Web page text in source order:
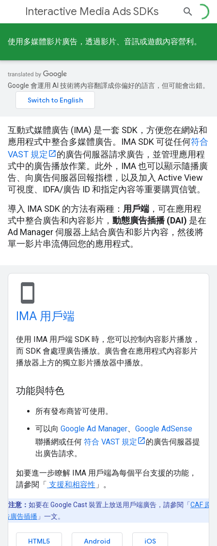
Interactive Media Ads SDKs
使用多媒體影片廣告，透過影片、音訊或遊戲內容營利。
Google 會運用 AI 技術將內容翻譯成你偏好的語言，但可能會出錯。
互動式媒體廣告 (IMA) 是一套 SDK，方便您在網站和
應用程式中整合多媒體廣告。IMA SDK 可從任何符合
VAST 規定
的廣告伺服器請求廣告，並管理應用程
式中的廣告播放作業。此外，IMA 也可以顯示隨播廣
告、向廣告伺服器回報指標，以及加入 Active View
可視度、IDFA/廣告 ID 和指定內容等重要購買信號。
導入 IMA SDK 的方法有兩種： 用戶端 ，可在應用程
式中整合廣告和內容影片， 動態廣告插播 (DAI) 是在
Ad Manager 伺服器上結合廣告和影片內容，然後將
單一影片串流傳回您的應用程式。
stay_current_portrait
IMA 用戶端
使用 IMA 用戶端 SDK 時，您可以控制內容影片播放，
而 SDK 會處理廣告播放。廣告會在應用程式內容影片
播放器上方的獨立影片播放器中播放。
功能與特色
所有發布商皆可使用。
可以向 Google Ad Manager、 Google AdSense
聯播網或任何 符合 VAST 規定
的廣告伺服器提
出廣告請求。
如要進一步瞭解 IMA 用戶端為每個平台支援的功能，
請參閱「 支援和相容性 」。
注意： 如要在 Google Cast 裝置上放送用戶端廣告，請參閱「 CAF 原
告廣告插播 」一文。
HTML5 Android iOS